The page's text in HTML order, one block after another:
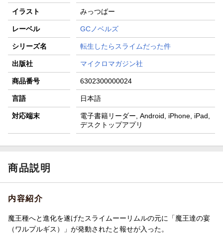
イラスト みっつばー
レーベル GCノベルズ
シリーズ名 転生したらスライムだった件
出版社 マイクロマガジン社
商品番号 6302300000024
言語 日本語
対応端末
電子書籍リーダー, Android, iPhone, iPad,
デスクトップアプリ
商品説明
内容紹介
魔王種へと進化を遂げたスライムーーリムルの元に「魔王達の宴
（ワルプルギス）」が発動されたと報せが入った。